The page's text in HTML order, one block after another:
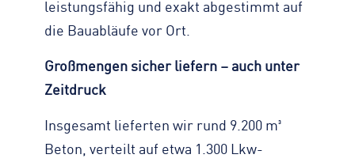
leistungsfähig und exakt abgestimmt auf
die Bauabläufe vor Ort.
Großmengen sicher liefern – auch unter
Zeitdruck
Insgesamt lieferten wir rund 9.200 m³
Beton, verteilt auf etwa 1.300 Lkw-